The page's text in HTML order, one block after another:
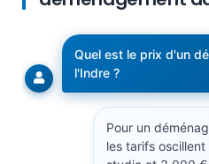
Quel est le prix d'un
l'Indre ?
Pour un
les tarifs